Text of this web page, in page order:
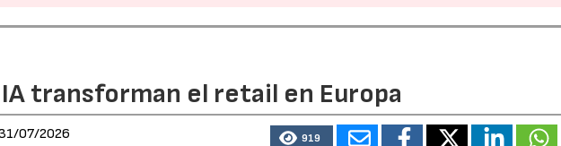
transforman el retail en Europa
07/2026 919